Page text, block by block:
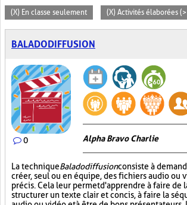
(X) En classe seulement (X) Activités élaborées
BALADODIFFUSION
0 Alpha Bravo Charlie
La techniqueBaladodiffusionconsiste à
créer, seul ou en équipe, des fichiers audio ou
précis. Cela leur permet d'apprendre à faire de
structurer un texte clair et concis, à faire la